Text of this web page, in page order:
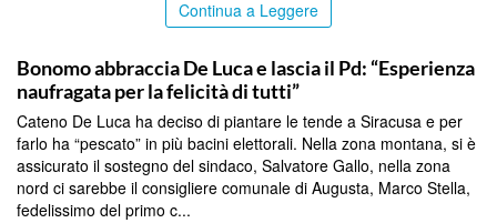
Continua a Leggere
Bonomo abbraccia De Luca e lascia il Pd: “Esperienza
naufragata per la felicità di tutti”
Cateno De Luca ha deciso di piantare le tende a Siracusa e per
farlo ha “pescato” in più bacini elettorali. Nella zona montana, si è
assicurato il sostegno del sindaco, Salvatore Gallo, nella zona
nord ci sarebbe il consigliere comunale di Augusta, Marco Stella,
fedelissimo del primo c...